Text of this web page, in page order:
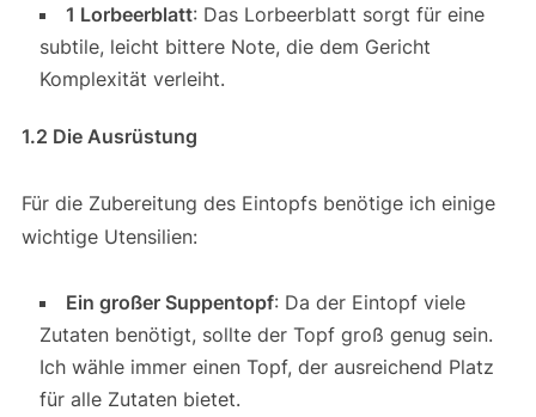
1 Lorbeerblatt: Das Lorbeerblatt sorgt für eine
subtile, leicht bittere Note, die dem Gericht
Komplexität verleiht.
1.2 Die Ausrüstung
Für die Zubereitung des Eintopfs benötige ich einige
wichtige Utensilien:
Ein großer Suppentopf: Da der Eintopf viele
Zutaten benötigt, sollte der Topf groß genug sein.
Ich wähle immer einen Topf, der ausreichend Platz
für alle Zutaten bietet.